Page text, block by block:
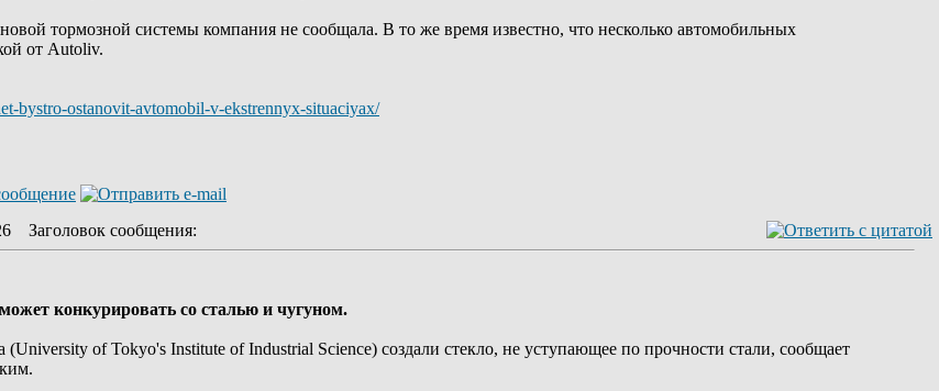
тормозной системы компания не сообщала. В то же время известно, что несколько автомобильных
от Autoliv.
bystro-ostanovit-avtomobil-v-ekstrennyx-situaciyax/
Заголовок сообщения:
конкурировать со сталью и чугуном.
of Tokyo's Institute of Industrial Science) создали стекло, не уступающее по прочности стали, сообщает